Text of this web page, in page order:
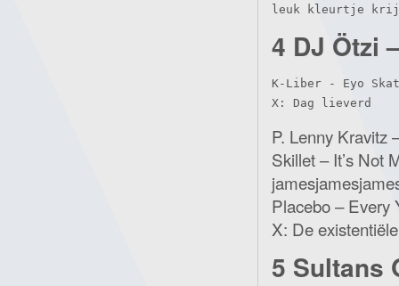
leuk kleurtje
4 DJ Ötzi
K-Liber - Eyo
X: Dag lieverd
P. Lenny Kravitz
Skillet – It’s Not
Placebo – Every
X: De
5 Sultans